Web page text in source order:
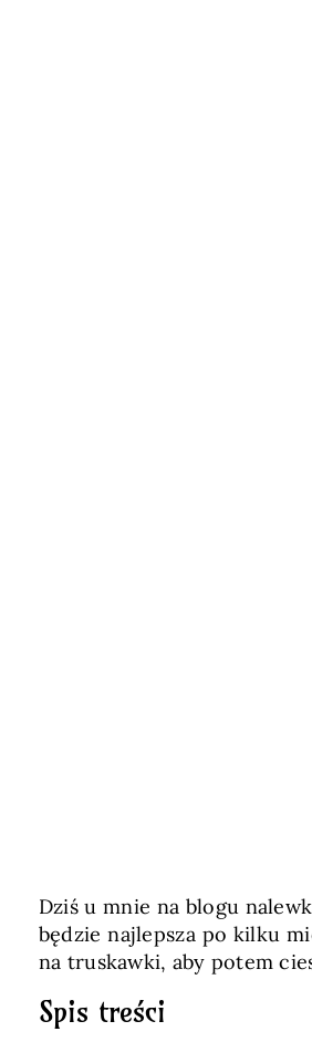
Dziś u mnie na blogu
będzie najlepsza po kilku
na truskawki, aby potem
Spis treści